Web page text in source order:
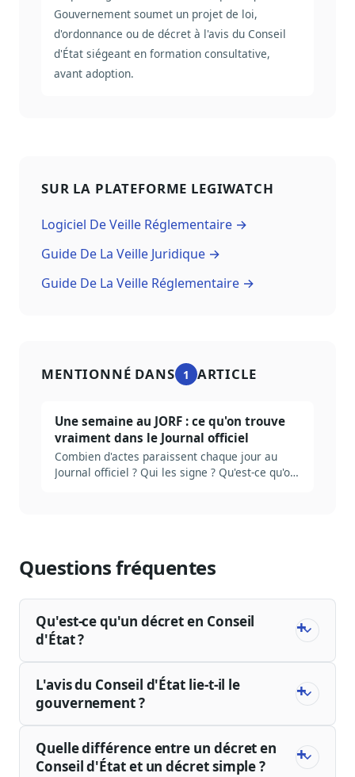
Gouvernement soumet un projet de loi,
d'ordonnance ou de décret à l'avis du Conseil
d'État siégeant en formation consultative,
avant adoption.
SUR LA PLATEFORME LEGIWATCH
Logiciel De Veille Réglementaire →
Guide De La Veille Juridique →
Guide De La Veille Réglementaire →
MENTIONNÉ DANS 1 ARTICLE
Une semaine au JORF : ce qu'on trouve
vraiment dans le Journal officiel
Combien d'actes paraissent chaque jour au
Journal officiel ? Qui les signe ? Qu'est-ce qu'on
Questions fréquentes
Qu'est-ce qu'un décret en Conseil
d'État ?
L'avis du Conseil d'État lie-t-il le
gouvernement ?
Quelle différence entre un décret en
Conseil d'État et un décret simple ?